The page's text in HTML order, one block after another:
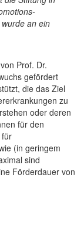
an ein
Prof. Dr.
gefördert
die das Ziel
zu
oder deren
für den
(in geringem
sind
Förderdauer von